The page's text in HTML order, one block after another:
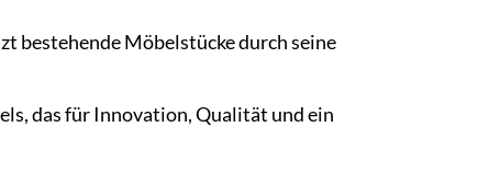
bestehende Möbelstücke durch seine
das für Innovation, Qualität und ein